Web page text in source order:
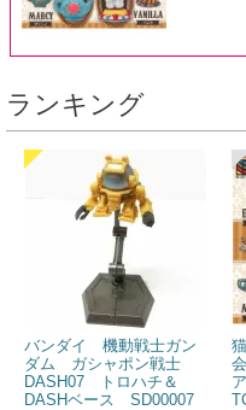
ランキング
バンダイ 機動戦士ガン
ダム ガシャポン戦士
DASH07 トロハチ＆
DASHベース SD00007